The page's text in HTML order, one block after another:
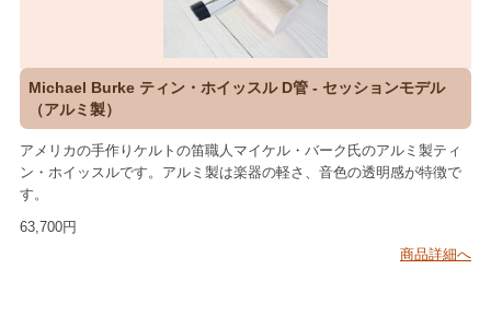
Michael Burke ティン・ホイッスル D管 - セッションモデル
（アルミ製）
アメリカの手作りケルトの笛職人マイケル・バーク氏のアルミ製ティ
ン・ホイッスルです。アルミ製は楽器の軽さ、音色の透明感が特徴で
す。
63,700円
商品詳細へ